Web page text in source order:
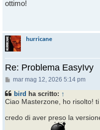
ottimo!
hurricane
Re: Problema EasyIvy
Messaggio
mar mag 12, 2026 5:14 pm
bird ha scritto: ↑
Ciao Masterzone, ho risolto!
credo di aver preso la